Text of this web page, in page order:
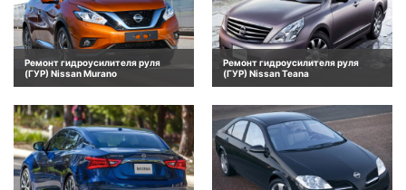
Ремонт гидроусилителя руля
(ГУР) Nissan Murano
Ремонт гидроусилителя руля
(ГУР) Nissan Teana